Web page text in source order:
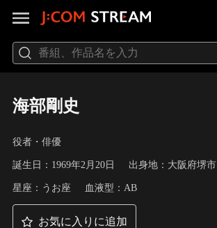
海部剛史
役者・俳優
誕生日：1969年2月20日 出身地：大阪府堺市
星座：うお座 血液型：AB
お気に入りに追加